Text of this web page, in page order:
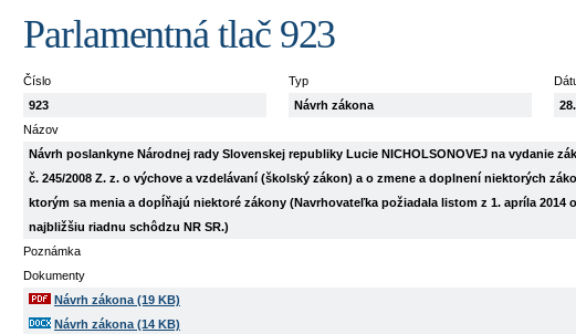
Parlamentná tlač 923
Číslo
923
Typ
Návrh zákona
Názov
Návrh poslankyne Národnej rady Slovenskej republiky Lucie NICHOLSONOVEJ na vydanie
č. 245/2008 Z. z. o výchove a vzdelávaní (školský zákon) a o zmene a doplnení niektorých
ktorým sa menia a dopĺňajú niektoré zákony (Navrhovateľka požiadala listom z 1. apríla 2014
najbližšiu riadnu schôdzu NR SR.)
Poznámka
Dokumenty
Návrh zákona (19 KB)
Návrh zákona (14 KB)